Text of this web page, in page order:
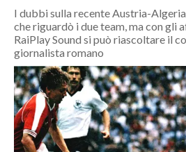
POLITICA
ECONOMIA
SERVIZI ALLE IMPRESE
LAVORO
BANDI
I dubbi sulla recente Austria-
che riguardò i due team, ma con gli
RaiPlay Sound si può riascoltare il
giornalista romano